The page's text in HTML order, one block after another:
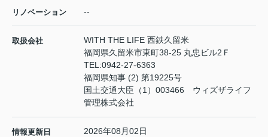
リノベーション --
取扱会社
WITH THE LIFE 西鉄久留米
福岡県久留米市東町38-25 丸忠ビル2Ｆ
TEL:0942-27-6363
福岡県知事 (2) 第19225号
国土交通大臣（1）003466 ウィズザライフ
管理株式会社
情報更新日 2026年08月02日